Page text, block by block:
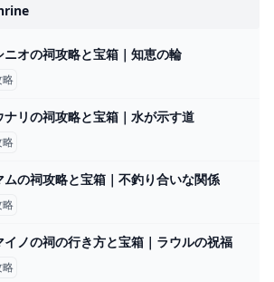
ニオの祠攻略と宝箱｜知恵の輪
略
ナリの祠攻略と宝箱｜水が示す道
略
ムの祠攻略と宝箱｜不釣り合いな関係
略
イノの祠の行き方と宝箱｜ラウルの祝福
略